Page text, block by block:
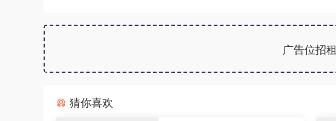
广告位招租
猜你喜欢